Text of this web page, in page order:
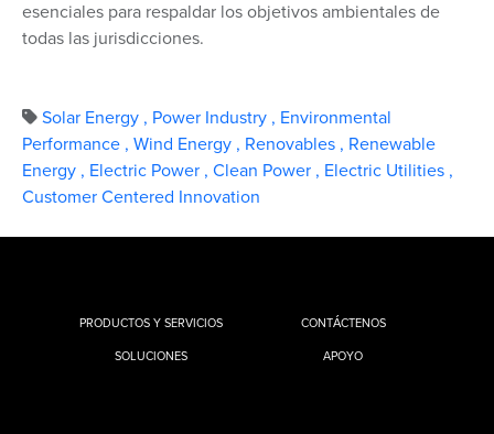
esenciales para respaldar los objetivos ambientales de
todas las jurisdicciones.
Solar Energy , Power Industry , Environmental
Performance , Wind Energy , Renovables , Renewable
Energy , Electric Power , Clean Power , Electric Utilities ,
Customer Centered Innovation
PRODUCTOS Y SERVICIOS
SOLUCIONES
CONTÁCTENOS
APOYO